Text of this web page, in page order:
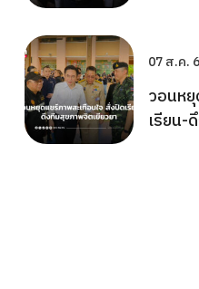
07 ส.ค.
วอนห
เรียน-